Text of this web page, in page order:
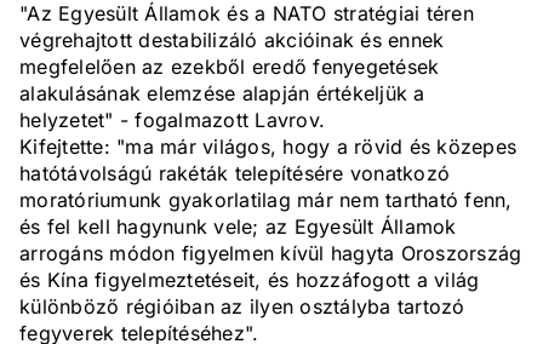
"Az Egyesült Államok és a NATO stratégiai téren
végrehajtott destabilizáló akcióinak és ennek
megfelelően az ezekből eredő fenyegetések
alakulásának elemzése alapján értékeljük a
helyzetet" - fogalmazott Lavrov.
Kifejtette: "ma már világos, hogy a rövid és közepes
hatótávolságú rakéták telepítésére vonatkozó
moratóriumunk gyakorlatilag már nem tartható fenn,
és fel kell hagynunk vele; az Egyesült Államok
arrogáns módon figyelmen kívül hagyta Oroszország
és Kína figyelmeztetéseit, és hozzáfogott a világ
különböző régióiban az ilyen osztályba tartozó
fegyverek telepítéséhez".